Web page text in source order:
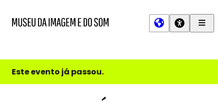
e
do
Este evento já passou.